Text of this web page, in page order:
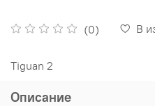
(0) В
Tiguan 2
Описание